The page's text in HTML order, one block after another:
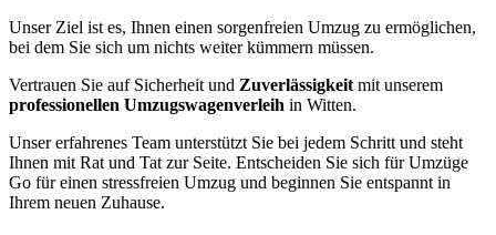
Unser Ziel ist es, Ihnen einen sorgenfreien Umzug zu ermöglichen,
bei dem Sie sich um nichts weiter kümmern müssen.
Vertrauen Sie auf Sicherheit und Zuverlässigkeit mit unserem
professionellen Umzugswagenverleih in Witten.
Unser erfahrenes Team unterstützt Sie bei jedem Schritt und steht
Ihnen mit Rat und Tat zur Seite. Entscheiden Sie sich für Umzüge
Go für einen stressfreien Umzug und beginnen Sie entspannt in
Ihrem neuen Zuhause.